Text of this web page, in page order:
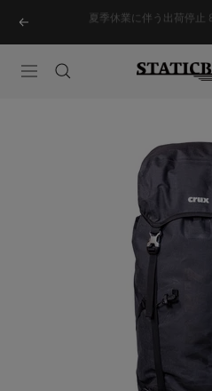
content
Previous 総額13,200円(税込)以
Navigation